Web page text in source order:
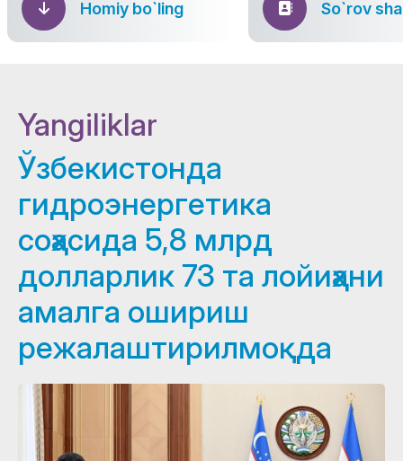
Homiy bo`ling So`rov
Yangiliklar
Ўзбекистонда
гидроэнергетика
соҳасида 5,8 млрд
долларлик 73 та лойиҳани
амалга ошириш
режалаштирилмоқда